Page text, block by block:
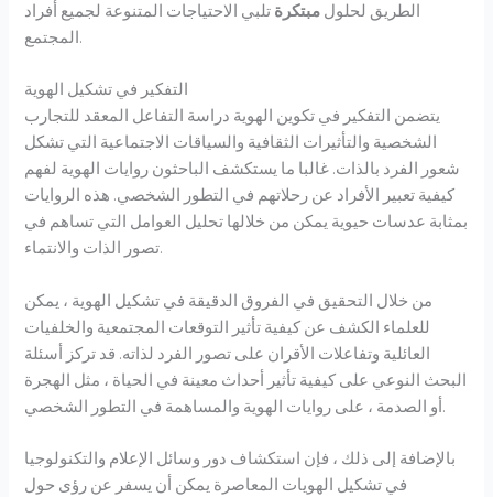
الطريق لحلول مبتكرة تلبي الاحتياجات المتنوعة لجميع أفراد
المجتمع.
التفكير في تشكيل الهوية
يتضمن التفكير في تكوين الهوية دراسة التفاعل المعقد للتجارب
الشخصية والتأثيرات الثقافية والسياقات الاجتماعية التي تشكل
شعور الفرد بالذات. غالبا ما يستكشف الباحثون روايات الهوية لفهم
كيفية تعبير الأفراد عن رحلاتهم في التطور الشخصي. هذه الروايات
بمثابة عدسات حيوية يمكن من خلالها تحليل العوامل التي تساهم في
تصور الذات والانتماء.
من خلال التحقيق في الفروق الدقيقة في تشكيل الهوية ، يمكن
للعلماء الكشف عن كيفية تأثير التوقعات المجتمعية والخلفيات
العائلية وتفاعلات الأقران على تصور الفرد لذاته. قد تركز أسئلة
البحث النوعي على كيفية تأثير أحداث معينة في الحياة ، مثل الهجرة
أو الصدمة ، على روايات الهوية والمساهمة في التطور الشخصي.
بالإضافة إلى ذلك ، فإن استكشاف دور وسائل الإعلام والتكنولوجيا
في تشكيل الهويات المعاصرة يمكن أن يسفر عن رؤى حول